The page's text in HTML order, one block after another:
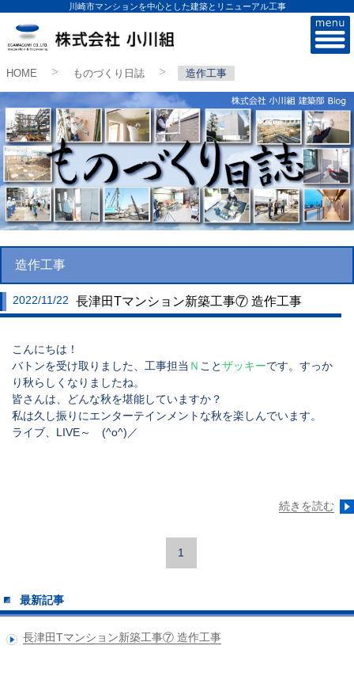
川崎市マンションを中心とした建築とリニューアル工事
HOME >ものづくり日誌 造作工事
造作工事
2022/11/22 長津田Tマンション新築工事⑦ 造作工事
こんにちは！
バトンを受け取りました、工事担当 Ｎ ことザッキーです。すっか
り秋らしくなりましたね。
皆さんは、どんな秋を堪能していますか？
私は久し振りにエンターテインメントな秋を楽しんでいます。
ライブ、LIVE～ (^o^)／
続きを読む
1
最新記事
長津田Tマンション新築工事⑦ 造作工事